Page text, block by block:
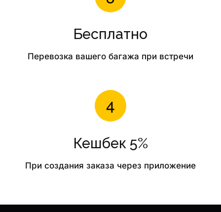
Бесплатно
Перевозка вашего багажа при встречи
Кешбек 5%
При создания заказа через приложение